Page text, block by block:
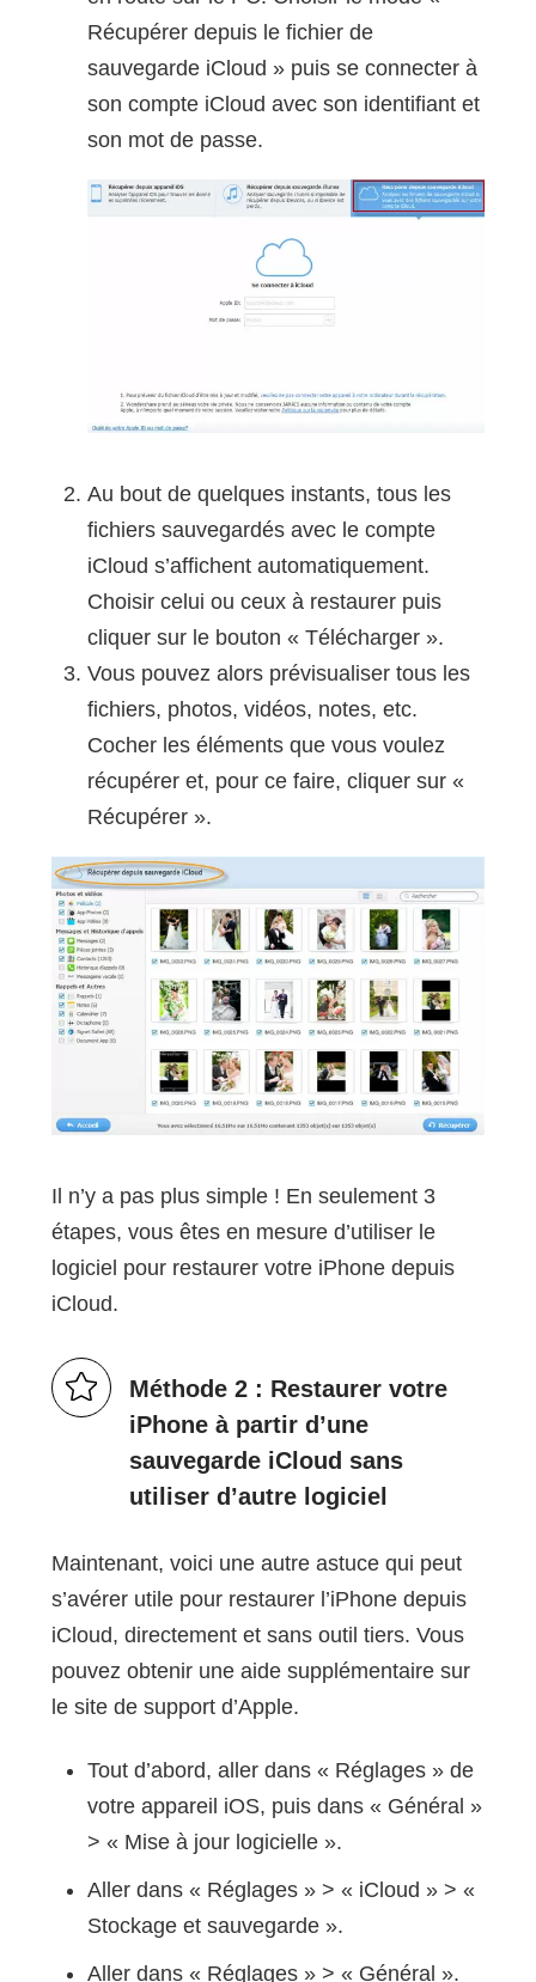
Récupérer depuis le fichier de
sauvegarde iCloud » puis se connecter à
son compte iCloud avec son identifiant et
son mot de passe.
Au bout de quelques instants, tous les
fichiers sauvegardés avec le compte
iCloud s’affichent automatiquement.
Choisir celui ou ceux à restaurer puis
cliquer sur le bouton « Télécharger ».
Vous pouvez alors prévisualiser tous les
fichiers, photos, vidéos, notes, etc.
Cocher les éléments que vous voulez
récupérer et, pour ce faire, cliquer sur «
Récupérer ».
Il n’y a pas plus simple ! En seulement 3
étapes, vous êtes en mesure d’utiliser le
logiciel pour restaurer votre iPhone depuis
iCloud.
Méthode 2 : Restaurer votre
iPhone à partir d’une
sauvegarde iCloud sans
utiliser d’autre logiciel
Maintenant, voici une autre astuce qui peut
s’avérer utile pour restaurer l’iPhone depuis
iCloud, directement et sans outil tiers. Vous
pouvez obtenir une aide supplémentaire sur
le site de support d’Apple.
Tout d’abord, aller dans « Réglages » de
votre appareil iOS, puis dans « Général »
> « Mise à jour logicielle ».
Aller dans « Réglages » > « iCloud » > «
Stockage et sauvegarde ».
Aller dans « Réglages » > « Général ».